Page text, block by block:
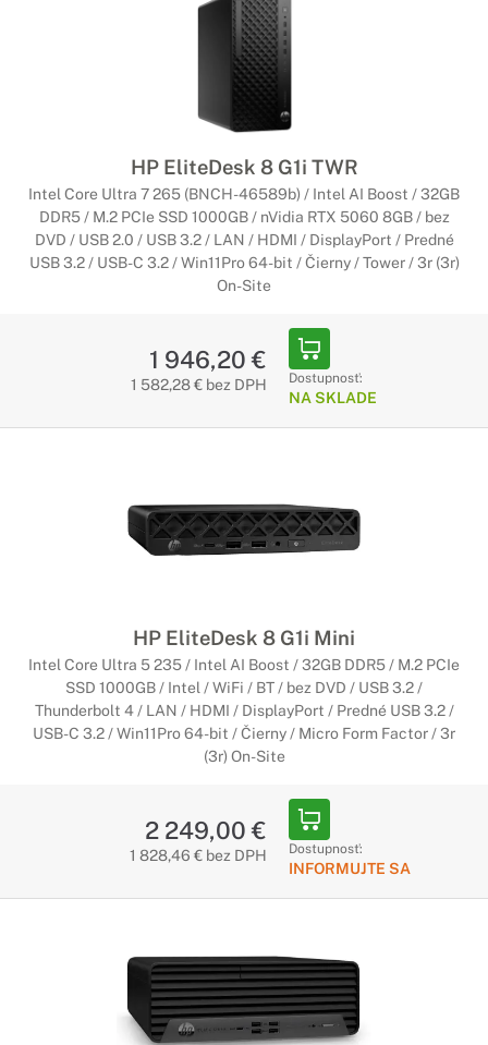
HP EliteDesk 8 G1i TWR
Intel Core Ultra 7 265 (BNCH-46589b) / Intel AI Boost / 32GB
DDR5 / M.2 PCIe SSD 1000GB / nVidia RTX 5060 8GB / bez
DVD / USB 2.0 / USB 3.2 / LAN / HDMI / DisplayPort / Predné
USB 3.2 / USB-C 3.2 / Win11Pro 64-bit / Čierny / Tower / 3r (3r)
On-Site
1 946,20 €
1 582,28 € bez DPH Dostupnosť:
NA SKLADE
HP EliteDesk 8 G1i Mini
Intel Core Ultra 5 235 / Intel AI Boost / 32GB DDR5 / M.2 PCIe
SSD 1000GB / Intel / WiFi / BT / bez DVD / USB 3.2 /
Thunderbolt 4 / LAN / HDMI / DisplayPort / Predné USB 3.2 /
USB-C 3.2 / Win11Pro 64-bit / Čierny / Micro Form Factor / 3r
(3r) On-Site
2 249,00 €
1 828,46 € bez DPH Dostupnosť:
INFORMUJTE SA